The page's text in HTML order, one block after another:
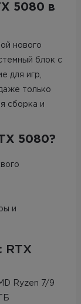
5080 в
нового
блок с
для игр,
только
сборка и
5080?
и
RTX
Ryzen 7/9